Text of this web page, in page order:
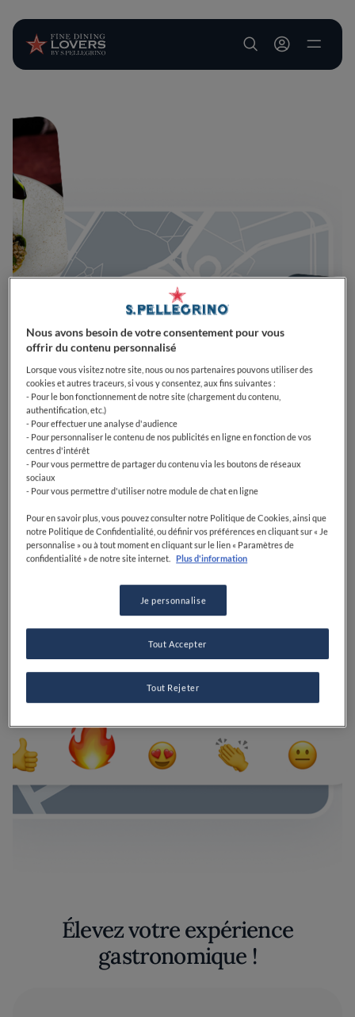
User account
Élevez votre expérience
gastronomique !
Nous avons besoin de votre consentement pour vous
offrir du contenu personnalisé
Lorsque vous visitez notre site, nous ou nos partenaires pouvons utiliser des
cookies et autres traceurs, si vous y consentez, aux fins suivantes :
- Pour le bon fonctionnement de notre site (chargement du contenu,
authentification, etc.)
- Pour effectuer une analyse d'audience
- Pour personnaliser le contenu de nos publicités en ligne en fonction de vos
centres d'intérêt
- Pour vous permettre de partager du contenu via les boutons de réseaux
sociaux
- Pour vous permettre d'utiliser notre module de chat en ligne
Pour en savoir plus, vous pouvez consulter notre Politique de Cookies, ainsi que
notre Politique de Confidentialité, ou définir vos préférences en cliquant sur « Je
personnalise » ou à tout moment en cliquant sur le lien « Paramètres de
confidentialité » de notre site internet.
Plus d'information
Je personnalise
Tout Rejeter
Tout Accepter